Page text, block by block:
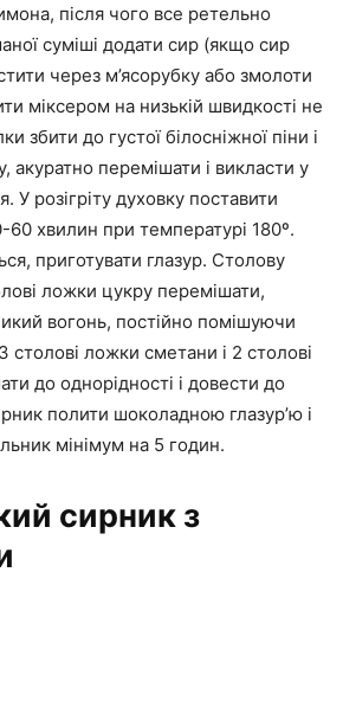
після чого все ретельно
суміші додати сир (якщо сир
через м’ясорубку або змолоти
міксером на низькій швидкості не
збити до густої білосніжної піни і
акуратно перемішати і викласти у
У розігріту духовку поставити
60 хвилин при температурі 180º.
приготувати глазур. Столову
ложки цукру перемішати,
вогонь, постійно помішуючи
столові ложки сметани і 2 столові
до однорідності і довести до
полити шоколадною глазур’ю і
мінімум на 5 годин.
сирник з